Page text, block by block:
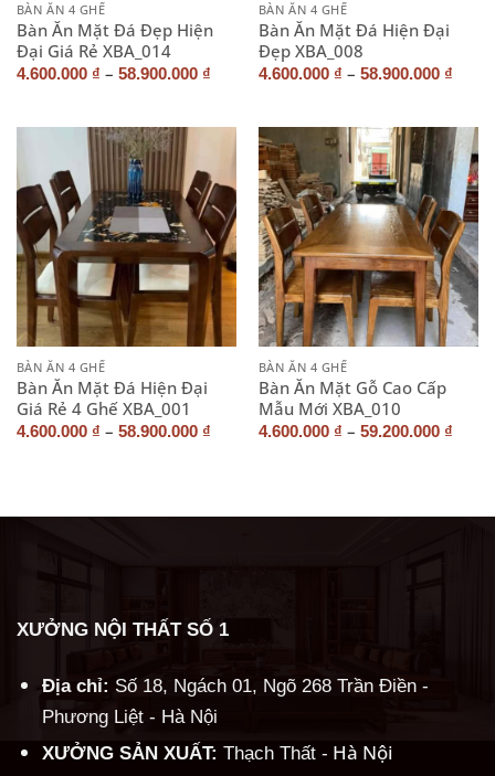
BÀN ĂN 4 GHẾ
Bàn Ăn Mặt Đá Đẹp Hiện
Đại Giá Rẻ XBA_014
4.600.000 ₫ – 58.900.000 ₫
BÀN ĂN 4 GHẾ
Bàn Ăn Mặt Đá Hiện Đại
Đẹp XBA_008
4.600.000 ₫ – 58.900.000 ₫
BÀN ĂN 4 GHẾ
Bàn Ăn Mặt Đá Hiện Đại
Giá Rẻ 4 Ghế XBA_001
4.600.000 ₫ – 58.900.000 ₫
BÀN ĂN 4 GHẾ
Bàn Ăn Mặt Gỗ Cao Cấp
Mẫu Mới XBA_010
4.600.000 ₫ – 59.200.000 ₫
XƯỞNG NỘI THẤT SỐ 1
Địa chỉ: Số 18, Ngách 01, Ngõ 268 Trần Điền -
Phương Liệt - Hà Nội
XƯỞNG SẢN XUẤT: Thạch Thất - Hà Nội